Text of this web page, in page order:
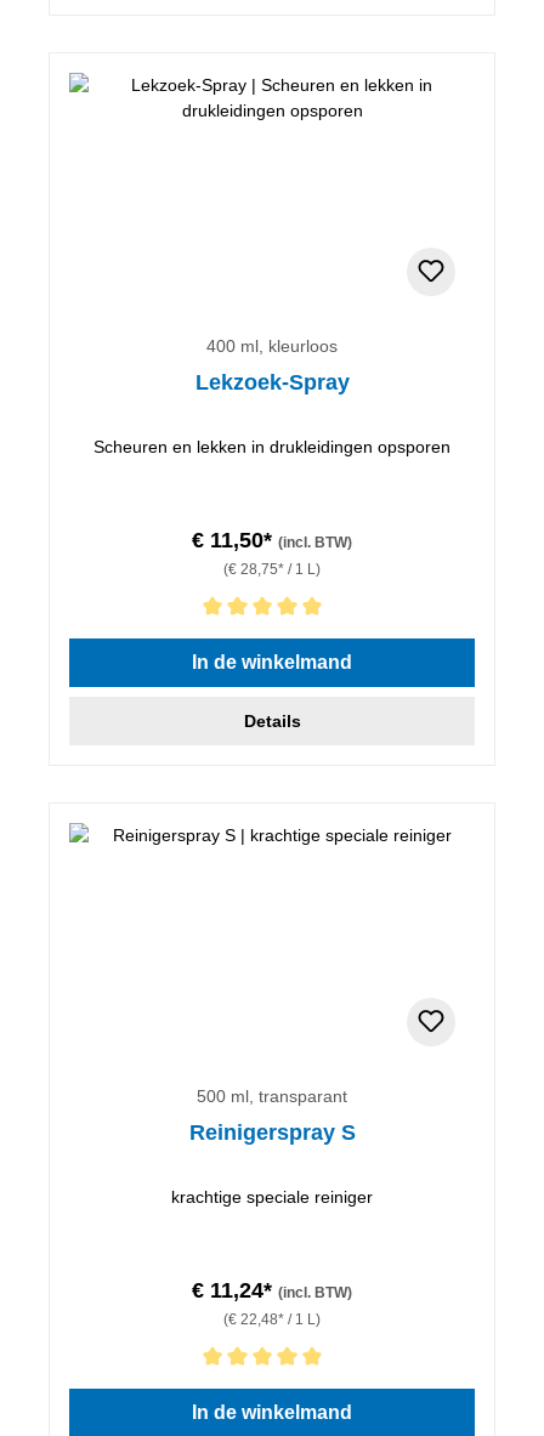
400 ml, kleurloos
Lekzoek-Spray
Scheuren en lekken in drukleidingen opsporen
€ 11,50* (incl. BTW)
(€ 28,75* / 1 L)
Gemiddelde waardering van 5 van 5 sterren
In de winkelmand
Details
500 ml, transparant
Reinigerspray S
krachtige speciale reiniger
€ 11,24* (incl. BTW)
(€ 22,48* / 1 L)
Gemiddelde waardering van 5 van 5 sterren
In de winkelmand